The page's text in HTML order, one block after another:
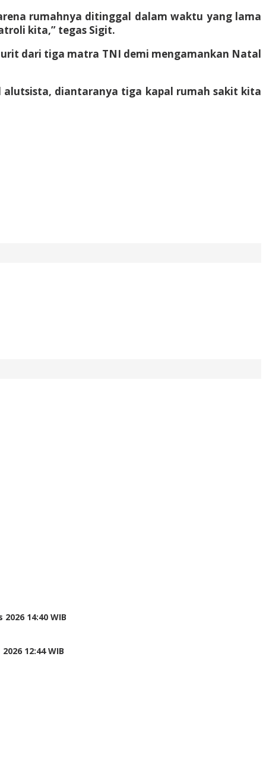
rumahnya ditinggal dalam waktu yang lama
kita,” tegas Sigit.
dari tiga matra TNI demi mengamankan Natal
alutsista, diantaranya tiga kapal rumah sakit kita
14:40 WIB
12:44 WIB